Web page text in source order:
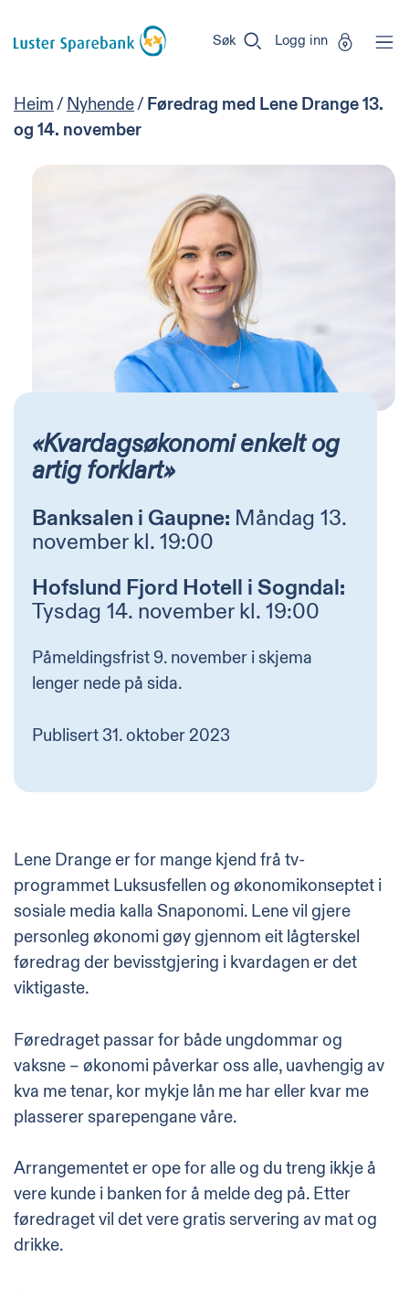
Sparebank
Søk Logg inn
Heim/ Nyhende/ Føredrag med Lene Drange 13.
og 14. november
«Kvardagsøkonomi enkelt og
artig forklart»
Banksalen i Gaupne: Måndag 13.
november kl. 19:00
Hofslund Fjord Hotell i Sogndal:
Tysdag 14. november kl. 19:00
Påmeldingsfrist 9. november i skjema
lenger nede på sida.
Publisert 31. oktober 2023
Lene Drange er for mange kjend frå tv-
programmet Luksusfellen og økonomikonseptet i
sosiale media kalla Snaponomi. Lene vil gjere
personleg økonomi gøy gjennom eit lågterskel
føredrag der bevisstgjering i kvardagen er det
viktigaste.
Føredraget passar for både ungdommar og
vaksne – økonomi påverkar oss alle, uavhengig av
kva me tenar, kor mykje lån me har eller kvar me
plasserer sparepengane våre.
Arrangementet er ope for alle og du treng ikkje å
vere kunde i banken for å melde deg på. Etter
føredraget vil det vere gratis servering av mat og
drikke.
er
Miljøfyrtårn-